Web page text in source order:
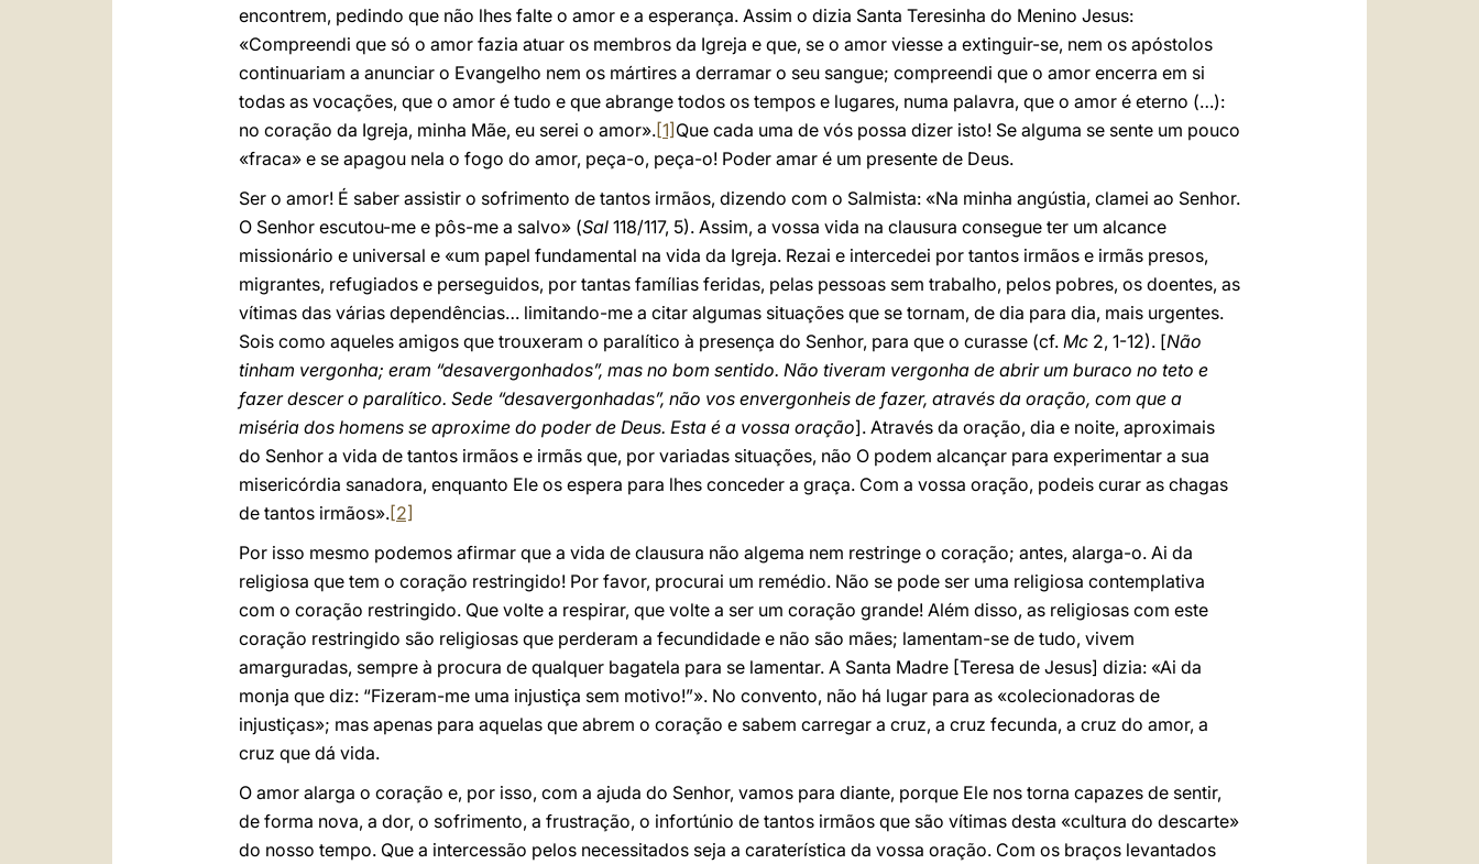
encontrem, pedindo que não lhes falte o amor e a esperança. Assim o dizia Santa Teresinha do Menino Jesus:
«Compreendi que só o amor fazia atuar os membros da Igreja e que, se o amor viesse a extinguir-se, nem os apóstolos
continuariam a anunciar o Evangelho nem os mártires a derramar o seu sangue; compreendi que o amor encerra em si
todas as vocações, que o amor é tudo e que abrange todos os tempos e lugares, numa palavra, que o amor é eterno (…):
no coração da Igreja, minha Mãe, eu serei o amor».[1] Que cada uma de vós possa dizer isto! Se alguma se sente um pouco
«fraca» e se apagou nela o fogo do amor, peça-o, peça-o! Poder amar é um presente de Deus.
Ser o amor! É saber assistir o sofrimento de tantos irmãos, dizendo com o Salmista: «Na minha angústia, clamei ao Senhor.
O Senhor escutou-me e pôs-me a salvo» (Sal 118/117, 5). Assim, a vossa vida na clausura consegue ter um alcance
missionário e universal e «um papel fundamental na vida da Igreja. Rezai e intercedei por tantos irmãos e irmãs presos,
migrantes, refugiados e perseguidos, por tantas famílias feridas, pelas pessoas sem trabalho, pelos pobres, os doentes, as
vítimas das várias dependências… limitando-me a citar algumas situações que se tornam, de dia para dia, mais urgentes.
Sois como aqueles amigos que trouxeram o paralítico à presença do Senhor, para que o curasse (cf. Mc 2, 1-12). [Não
tinham vergonha; eram “desavergonhados”, mas no bom sentido. Não tiveram vergonha de abrir um buraco no teto e
fazer descer o paralítico. Sede “desavergonhadas”, não vos envergonheis de fazer, através da oração, com que a
miséria dos homens se aproxime do poder de Deus. Esta é a vossa oração]. Através da oração, dia e noite, aproximais
do Senhor a vida de tantos irmãos e irmãs que, por variadas situações, não O podem alcançar para experimentar a sua
misericórdia sanadora, enquanto Ele os espera para lhes conceder a graça. Com a vossa oração, podeis curar as chagas
de tantos irmãos».[2]
Por isso mesmo podemos afirmar que a vida de clausura não algema nem restringe o coração; antes, alarga-o. Ai da
religiosa que tem o coração restringido! Por favor, procurai um remédio. Não se pode ser uma religiosa contemplativa
com o coração restringido. Que volte a respirar, que volte a ser um coração grande! Além disso, as religiosas com este
coração restringido são religiosas que perderam a fecundidade e não são mães; lamentam-se de tudo, vivem
amarguradas, sempre à procura de qualquer bagatela para se lamentar. A Santa Madre [Teresa de Jesus] dizia: «Ai da
monja que diz: “Fizeram-me uma injustiça sem motivo!”». No convento, não há lugar para as «colecionadoras de
injustiças»; mas apenas para aquelas que abrem o coração e sabem carregar a cruz, a cruz fecunda, a cruz do amor, a
cruz que dá vida.
O amor alarga o coração e, por isso, com a ajuda do Senhor, vamos para diante, porque Ele nos torna capazes de sentir,
de forma nova, a dor, o sofrimento, a frustração, o infortúnio de tantos irmãos que são vítimas desta «cultura do descarte»
do nosso tempo. Que a intercessão pelos necessitados seja a caraterística da vossa oração. Com os braços levantados